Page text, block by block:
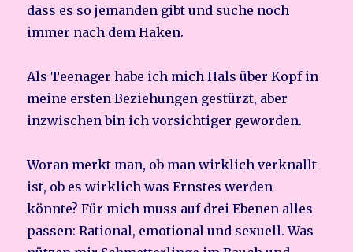
dass es so jemanden gibt und suche noch
immer nach dem Haken.
Als Teenager habe ich mich Hals über Kopf in
meine ersten Beziehungen gestürzt, aber
inzwischen bin ich vorsichtiger geworden.
Woran merkt man, ob man wirklich verknallt
ist, ob es wirklich was Ernstes werden
könnte? Für mich muss auf drei Ebenen alles
passen: Rational, emotional und sexuell. Was